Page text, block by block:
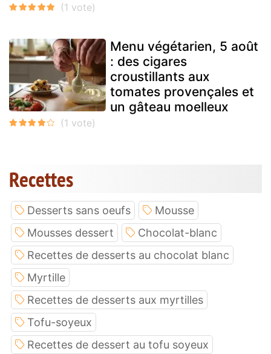
Menu végétarien, 5 août
: des cigares
croustillants aux
tomates provençales et
un gâteau moelleux
Recettes
Desserts sans oeufs
Mousse
Mousses dessert
Chocolat-blanc
Recettes de desserts au chocolat blanc
Myrtille
Recettes de desserts aux myrtilles
Tofu-soyeux
Recettes de dessert au tofu soyeux